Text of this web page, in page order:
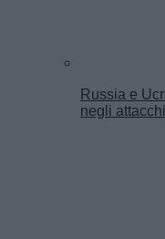
Russia e
negli attacchi